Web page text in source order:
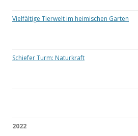
Vielfältige Tierwelt im heimischen Garten
Schiefer Turm: Naturkraft
2022